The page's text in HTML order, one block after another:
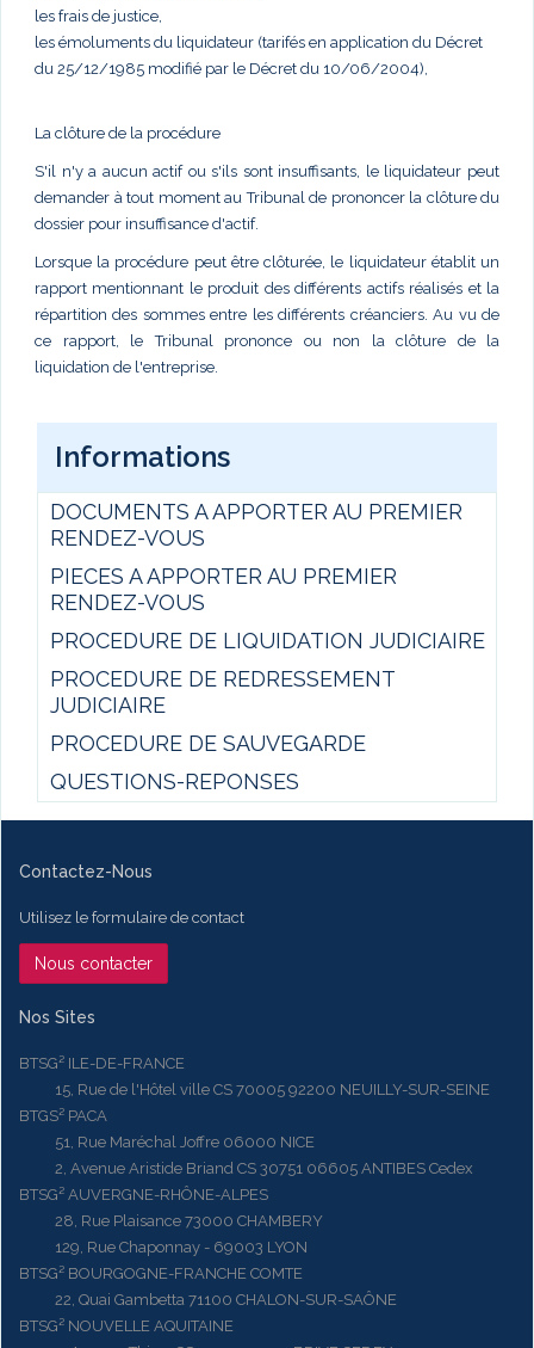
les frais de justice,
les émoluments du liquidateur (tarifés en application du Décret
du 25/12/1985 modifié par le Décret du 10/06/2004),
La clôture de la procédure
S'il n'y a aucun actif ou s'ils sont insuffisants, le liquidateur peut
demander à tout moment au Tribunal de prononcer la clôture du
dossier pour insuffisance d'actif.
Lorsque la procédure peut être clôturée, le liquidateur établit un
rapport mentionnant le produit des différents actifs réalisés et la
répartition des sommes entre les différents créanciers. Au vu de
ce rapport, le Tribunal prononce ou non la clôture de la
liquidation de l'entreprise.
Informations
DOCUMENTS A APPORTER AU PREMIER
RENDEZ-VOUS
PIECES A APPORTER AU PREMIER
RENDEZ-VOUS
PROCEDURE DE LIQUIDATION JUDICIAIRE
PROCEDURE DE REDRESSEMENT
JUDICIAIRE
PROCEDURE DE SAUVEGARDE
QUESTIONS-REPONSES
Contactez-Nous
Utilisez le formulaire de contact
Nous contacter
Nos Sites
BTSG² ILE-DE-FRANCE
15, Rue de l'Hôtel ville CS 70005 92200 NEUILLY-SUR-SEINE
BTGS² PACA
51, Rue Maréchal Joffre 06000 NICE
2, Avenue Aristide Briand CS 30751 06605 ANTIBES Cedex
BTSG² AUVERGNE-RHÔNE-ALPES
28, Rue Plaisance 73000 CHAMBERY
129, Rue Chaponnay - 69003 LYON
BTSG² BOURGOGNE-FRANCHE COMTE
22, Quai Gambetta 71100 CHALON-SUR-SAÔNE
BTSG² NOUVELLE AQUITAINE